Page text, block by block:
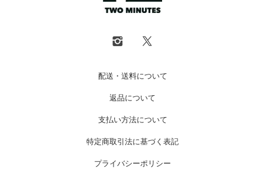
配送・送料について
返品について
支払い方法について
特定商取引法に基づく表記
プライバシーポリシー